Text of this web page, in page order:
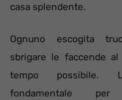
casa splendente.
Ognuno escogita
sbrigare le faccende
tempo possibile.
fondamentale